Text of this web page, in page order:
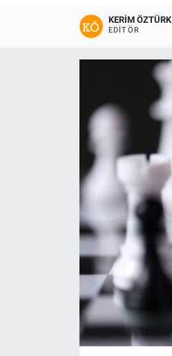
KERIM ÖZTÜRK
EDITÖR
Son Dakika Haberleri